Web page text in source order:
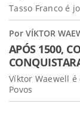
Tasso Franco é
Por VÍKTOR
APÓS 1500,
Víktor Waewell
Povos